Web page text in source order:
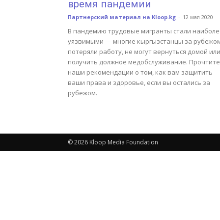
время пандемии
Партнерский материал на Kloop.kg - 12 мая 2020
В пандемию трудовые мигранты стали
уязвимыми — многие кыргызстанцы за
потеряли работу, не могут вернуться домой или
получить должное медобслуживание. Прочтите
наши рекомендации о том, как вам защитить
ваши права и здоровье, если вы остались за
рубежом.
© 2026 Kloop Media Foundation